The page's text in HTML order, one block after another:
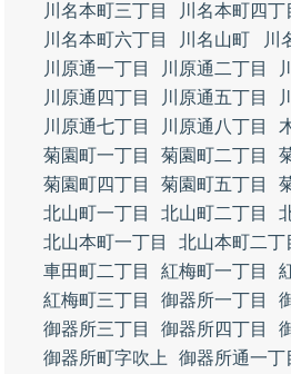
川名本町三丁目
川名本町四丁
川名本町六丁目
川名山町
川
川原通一丁目
川原通二丁目
川原通四丁目
川原通五丁目
川原通七丁目
川原通八丁目
菊園町一丁目
菊園町二丁目
菊園町四丁目
菊園町五丁目
北山町一丁目
北山町二丁目
北山本町一丁目
北山本町二丁
車田町二丁目
紅梅町一丁目
紅梅町三丁目
御器所一丁目
御器所三丁目
御器所四丁目
御器所町字吹上
御器所通一丁